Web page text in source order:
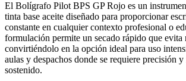
El Bolígrafo Pilot BPS GP Rojo es un
tinta base aceite diseñado para proporcionar
constante en cualquier contexto profesional o
formulación permite un secado rápido que evita
convirtiéndolo en la opción ideal para uso
aulas y despachos donde se requiere precisión
sostenido.